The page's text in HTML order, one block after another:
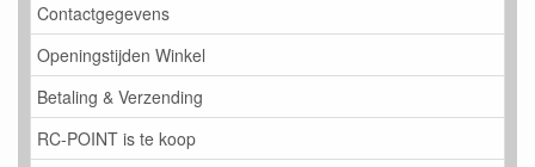
Contactgegevens
Openingstijden Winkel
Betaling & Verzending
RC-POINT is te koop